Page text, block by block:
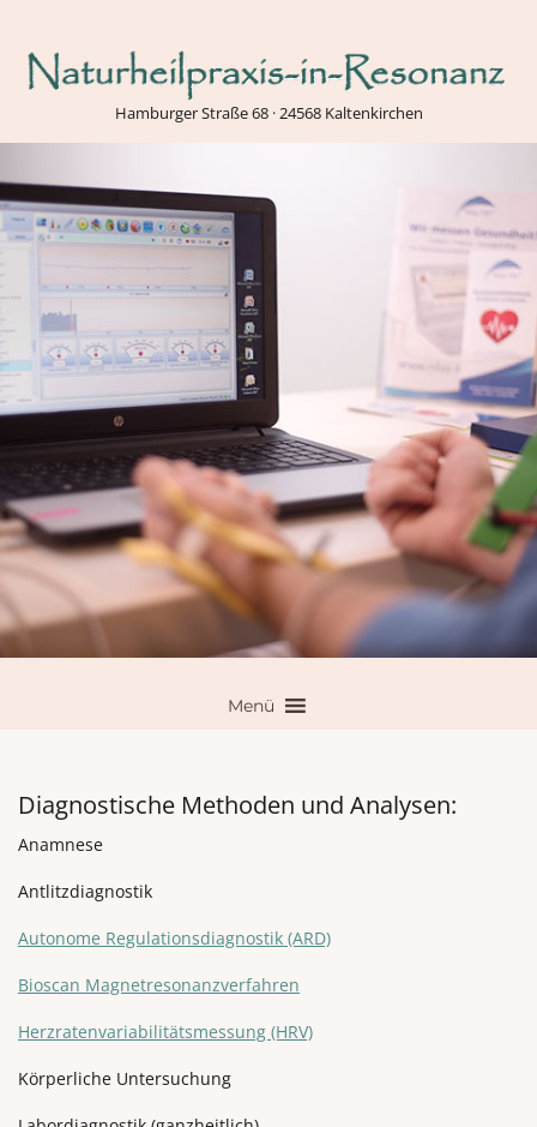
springen
Hamburger Straße 68 · 24568 Kaltenkirchen
Menü
Diagnostische Methoden und Analysen:
Anamnese
Antlitzdiagnostik
Autonome Regulationsdiagnostik (ARD)
Bioscan Magnetresonanzverfahren
Herzratenvariabilitätsmessung (HRV)
Körperliche Untersuchung